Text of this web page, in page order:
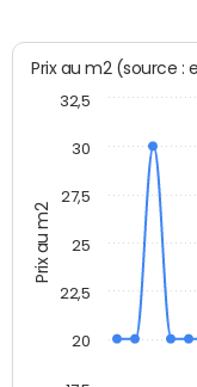
Prix au m2
Prix au m2 (source :
20
22,5
25
27,5
30
32,5